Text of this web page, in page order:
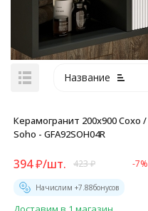
Название
Керамогранит 200x900 Сохо /
Soho - GFA92SOH04R
394₽/шт. 423₽ -7%
Начислим +7.88бонусов